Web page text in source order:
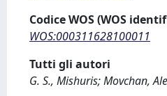
Codice WOS (WOS
WOS:000311628100011
Tutti gli autori
G. S., Mishuris; Movchan,